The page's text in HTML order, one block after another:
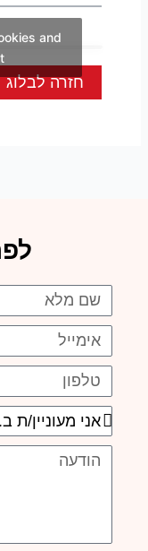
and
חזרה לבלוג
שם
אימייל
טלפון
אני
מעוניין/ת
ב...
הודעה